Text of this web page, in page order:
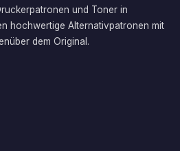
und Toner in
hochwertige Alternativpatronen mit
dem Original.